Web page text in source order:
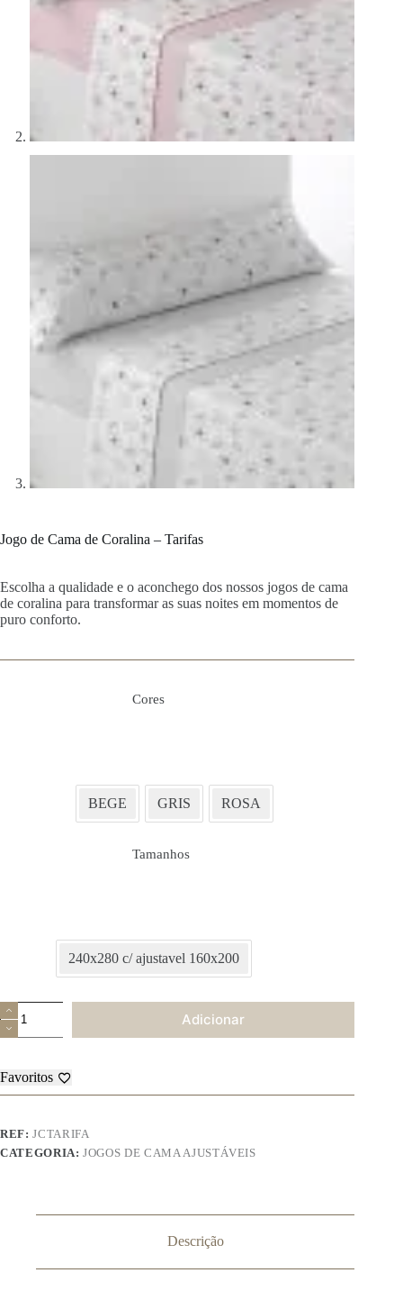
Jogo de Cama de Coralina – Tarifas
Escolha a qualidade e o aconchego dos nossos jogos de cama
de coralina para transformar as suas noites em momentos de
puro conforto.
Cores
BEGE GRIS ROSA
Tamanhos
240x280 c/ ajustavel 160x200
Quantidade
de
Jogo
Cama
de
Coralina
Tarifas
Adicionar
Favoritos
REF:JCTARIFA
CATEGORIA:JOGOS DE CAMA AJUSTÁVEIS
Descrição